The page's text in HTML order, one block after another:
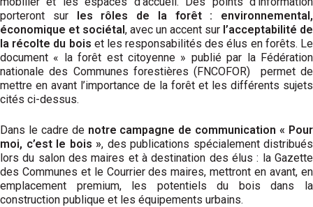
porteront surles rôles de la forêt : environnemental,
économique et sociétal, avec un accent sur l’acceptabilité de
la récolte du bois et les responsabilités des élus en forêts. Le
document « la forêt est citoyenne » publié par la Fédération
nationale des Communes forestières (FNCOFOR) permet de
mettre en avant l’importance de la forêt et les différents sujets
cités ci-dessus.
Dans le cadre denotre campagne de communication « Pour
moi, c’est le bois », des publications spécialement distribués
lors du salon des maires et à destination des élus : la Gazette
des Communes et le Courrier des maires, mettront en avant, en
emplacement premium, les potentiels du bois dans la
construction publique et les équipements urbains.